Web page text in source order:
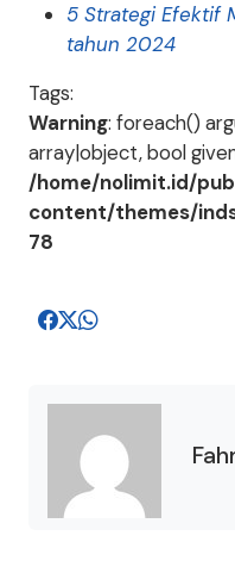
5 Strategi Efektif
tahun 2024
Tags:
Warning: foreach()
array|object, bool
/home/nolimit.id/
content/themes/
78